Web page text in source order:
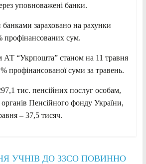
уповноважені банки.
зараховано на рахунки
профінансованих сум.
АТ “Укрпошта” станом на 11 травня
профінансованої суми за травень.
тис. пенсійних послуг особам,
органів Пенсійного фонду України,
– 37,5 тисяч.
УЧНІВ ДО ЗЗСО ПОВИННО